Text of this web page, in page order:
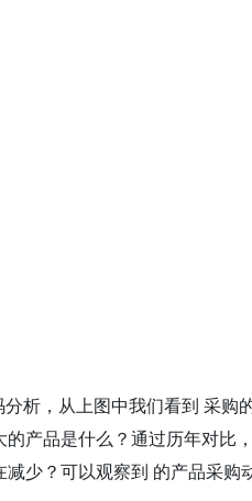
析，从上图中我们看到 采
的产品是什么？通过历年对比
少？可以观察到 的产品采购